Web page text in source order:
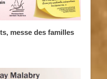
messe des familles